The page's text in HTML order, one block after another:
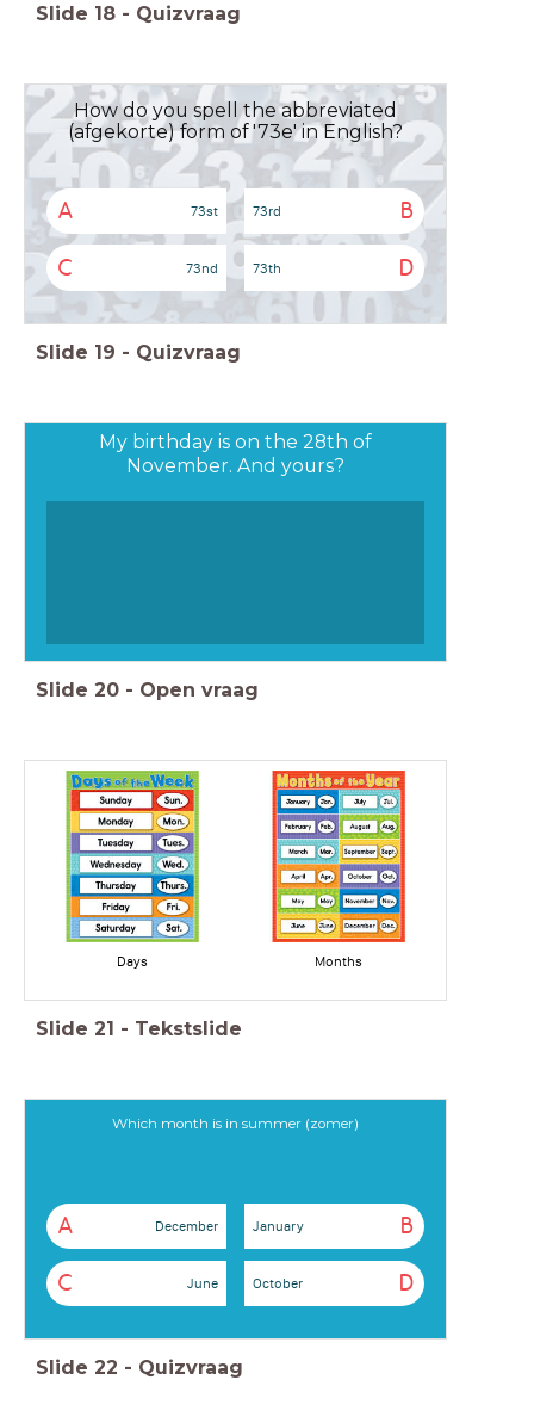
Slide 18 - Quizvraag
How do you spell the abbreviated
(afgekorte) form of '73e' in English?
A 73st B
73rd
C 73nd D
73th
Slide 19 - Quizvraag
My birthday is on the 28th of
November. And yours?
Slide 20 - Open vraag
Days Months
Slide 21 - Tekstslide
Which month is in summer (zomer)
A December B
January
C June D
October
Slide 22 - Quizvraag